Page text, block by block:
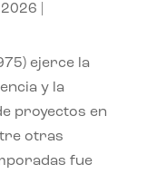
ejerce la
y la
proyectos en
otras
fue